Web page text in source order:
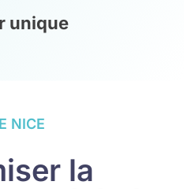
unique
NICE
la